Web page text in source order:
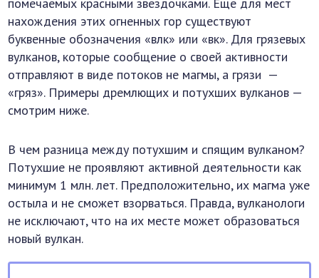
помечаемых красными звездочками. Еще для мест
нахождения этих огненных гор существуют
буквенные обозначения «влк» или «вк». Для грязевых
вулканов, которые сообщение о своей активности
отправляют в виде потоков не магмы, а грязи —
«гряз». Примеры дремлющих и потухших вулканов —
смотрим ниже.
В чем разница между потухшим и спящим вулканом?
Потухшие не проявляют активной деятельности как
минимум 1 млн. лет. Предположительно, их магма уже
остыла и не сможет взорваться. Правда, вулканологи
не исключают, что на их месте может образоваться
новый вулкан.